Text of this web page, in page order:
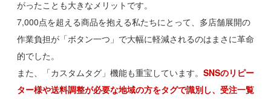
がったことも大きなメリットです。
7,000点を超える商品を抱える私たちにとって、多店舗展開の
作業負担が「ボタン一つ」で大幅に軽減されるのはまさに革命
的でした。
また、「カスタムタグ」機能も重宝しています。 SNSのリピー
ター様や送料調整が必要な地域の方をタグで識別し、受注一覧